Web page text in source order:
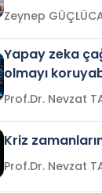
Zeynep
Yapay zeka
olmayı
Kriz